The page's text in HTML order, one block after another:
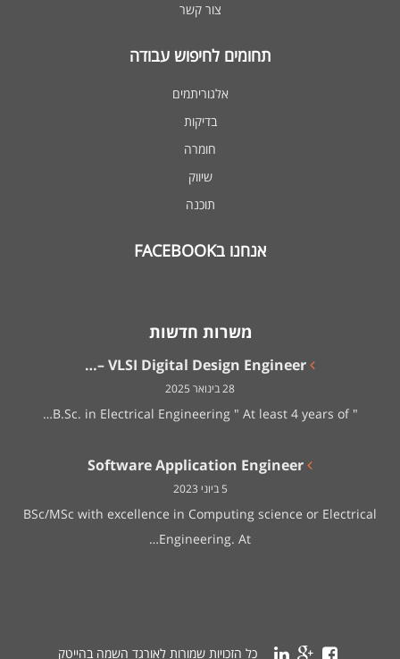
צור קשר
תחומים לחיפוש עבודה
אלגוריתמים
בדיקות
חומרה
שיווק
תוכנה
אנחנו בFACEBOOK
משרות חדשות
VLSI Digital Design Engineer –…
28 בינואר 2025
" B.Sc. in Electrical Engineering " At least 4 years of…
Software Application Engineer
5 ביוני 2023
BSc/MSc with excellence in Computing science or Electrical
Engineering. At…
כל הזכויות שמורות לאורגד השמה בהייטק